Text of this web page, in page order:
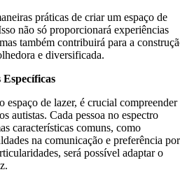
práticas de criar um espaço de
não só proporcionará experiências
também contribuirá para a
e diversificada.
Específicas
espaço de lazer, é crucial compreender
autistas. Cada pessoa no espectro
características comuns, como
na comunicação e preferência por
será possível adaptar o